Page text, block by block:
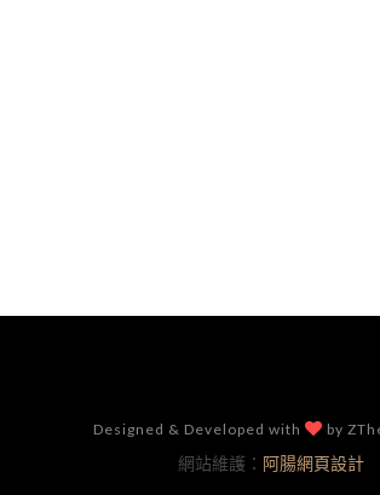
Designed & Developed with by
網站維護： 阿腸網頁設計